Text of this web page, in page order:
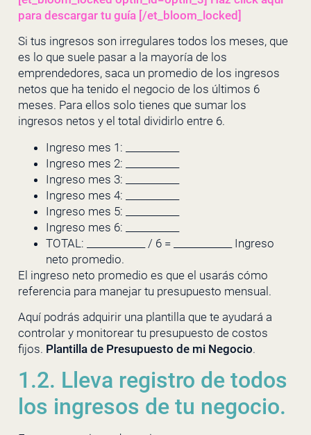
para descargar tu guía [/et_bloom_locked]
Si tus ingresos son irregulares todos los meses, que
es lo que suele pasar a la mayoría de los
emprendedores, saca un promedio de los ingresos
netos que ha tenido el negocio de los últimos 6
meses. Para ellos solo tienes que sumar los
ingresos netos y el total dividirlo entre 6.
Ingreso mes 1: ___________
Ingreso mes 2: ___________
Ingreso mes 3: ___________
Ingreso mes 4: ___________
Ingreso mes 5: ___________
Ingreso mes 6: ___________
TOTAL: ____________ / 6 = ____________ Ingreso
neto promedio.
El ingreso neto promedio es que el usarás cómo
referencia para manejar tu presupuesto mensual.
Aquí podrás adquirir una plantilla que te ayudará a
controlar y monitorear tu presupuesto de costos
fijos. Plantilla de Presupuesto de mi Negocio.
1.2. Lleva registro de todos
los ingresos de tu negocio.